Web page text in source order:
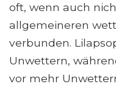
oft, wenn auch
allgemeineren
verbunden.
Unwettern,
vor mehr